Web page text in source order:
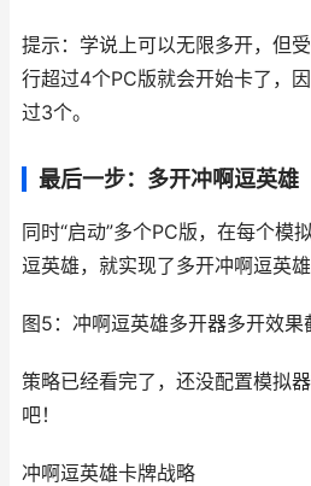
提示：学说上可以无限多开，但
行超过4个PC版就会开始卡了，
过3个。
最后一步：多开冲啊逗英雄
同时“启动”多个PC版，在每个模
逗英雄，就实现了多开冲啊逗英雄
图5：冲啊逗英雄多开器多开效果
策略已经看完了，还没配置模拟
吧！
冲啊逗英雄卡牌战略